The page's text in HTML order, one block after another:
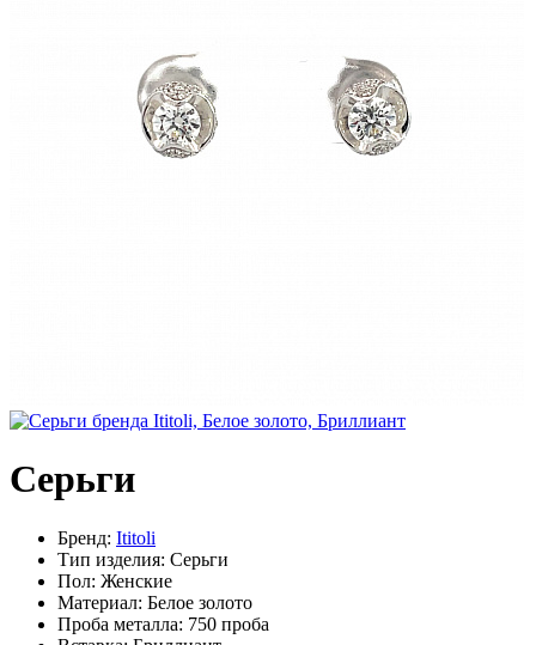
Серьги
Бренд: Ititoli
Тип изделия: Серьги
Пол: Женские
Материал: Белое золото
Проба металла: 750 проба